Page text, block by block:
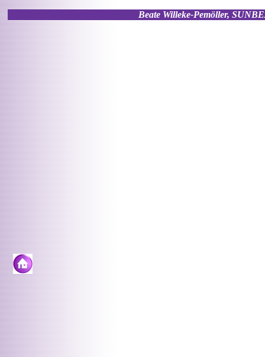
Beate Willeke-Pemöller,